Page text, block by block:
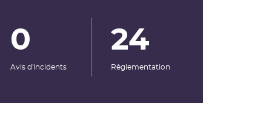
0
Avis d'incidents
24
Rêglementation